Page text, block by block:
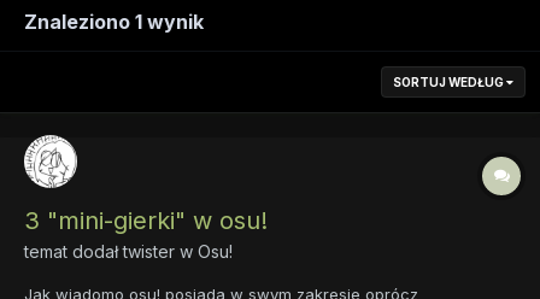
Znaleziono 1 wynik
SORTUJ WEDŁUG
3 "mini-gierki" w osu!
temat dodałtwister w Osu!
Jak wiadomo osu! posiada w swym zakresie oprócz